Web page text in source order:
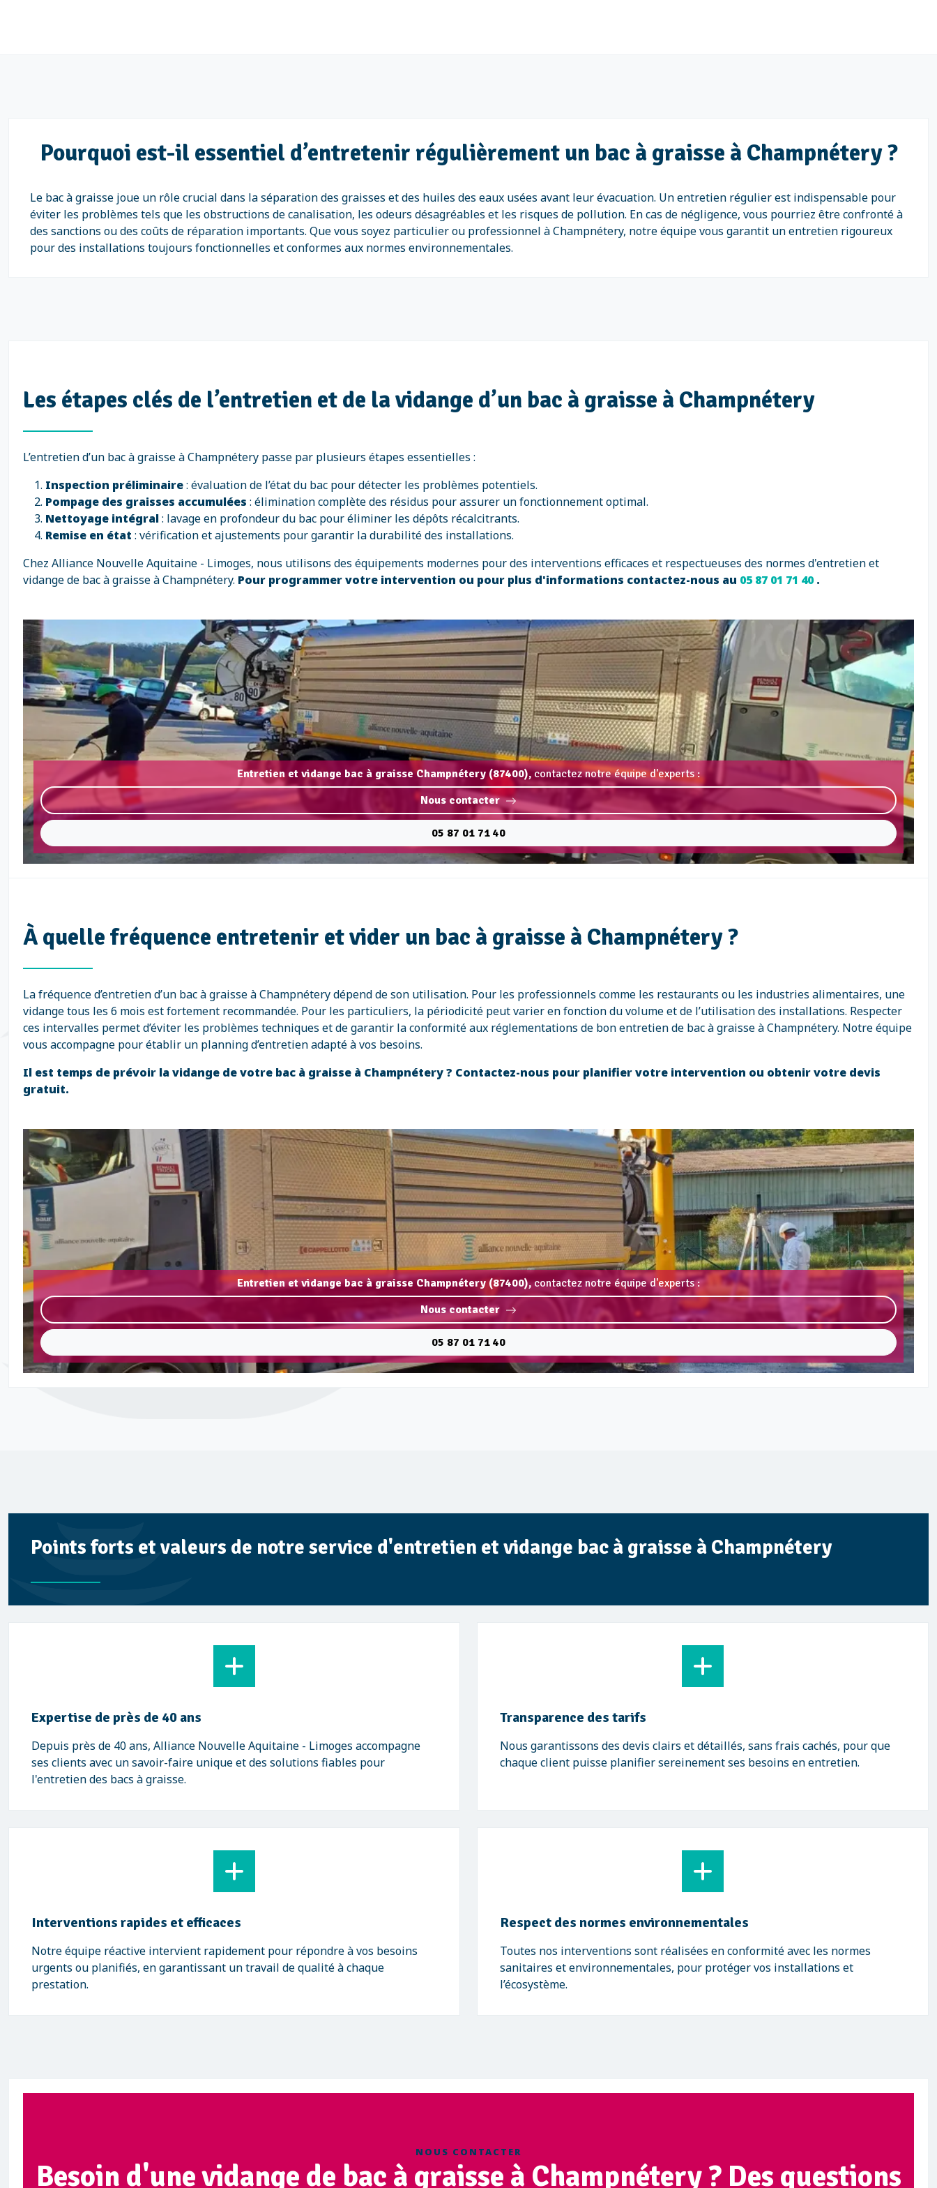
Pourquoi est-il essentiel d’entretenir régulièrement un bac à graisse à Champnétery ?
Le bac à graisse joue un rôle crucial dans la séparation des graisses et des huiles des eaux usées avant leur évacuation. Un entretien régulier est indispensable pour
éviter les problèmes tels que les obstructions de canalisation, les odeurs désagréables et les risques de pollution. En cas de négligence, vous pourriez être confronté à
des sanctions ou des coûts de réparation importants. Que vous soyez particulier ou professionnel à Champnétery, notre équipe vous garantit un entretien rigoureux
pour des installations toujours fonctionnelles et conformes aux normes environnementales.
Les étapes clés de l’entretien et de la vidange d’un bac à graisse à Champnétery
L’entretien d’un bac à graisse à Champnétery passe par plusieurs étapes essentielles :
Inspection préliminaire: évaluation de l’état du bac pour détecter les problèmes potentiels.
Pompage des graisses accumulées : élimination complète des résidus pour assurer un fonctionnement optimal.
Nettoyage intégral: lavage en profondeur du bac pour éliminer les dépôts récalcitrants.
Remise en état : vérification et ajustements pour garantir la durabilité des installations.
Chez Alliance Nouvelle Aquitaine - Limoges, nous utilisons des équipements modernes pour des interventions efficaces et respectueuses des normes d'entretien et
vidange de bac à graisse à Champnétery. Pour programmer votre intervention ou pour plus d'informations contactez-nous au 05 87 01 71 40.
Entretien et vidange bac à graisse Champnétery (87400),contactez notre équipe d'experts :
Nous contacter
05 87 01 71 40
À quelle fréquence entretenir et vider un bac à graisse à Champnétery ?
La fréquence d’entretien d’un bac à graisse à Champnétery dépend de son utilisation. Pour les professionnels comme les restaurants ou les industries alimentaires, une
vidange tous les 6 mois est fortement recommandée. Pour les particuliers, la périodicité peut varier en fonction du volume et de l’utilisation des installations. Respecter
ces intervalles permet d’éviter les problèmes techniques et de garantir la conformité aux réglementations de bon entretien de bac à graisse à Champnétery. Notre équipe
vous accompagne pour établir un planning d’entretien adapté à vos besoins.
Il est temps de prévoir la vidange de votre bac à graisse à Champnétery ? Contactez-nous pour planifier votre intervention ou obtenir votre devis
gratuit.
Entretien et vidange bac à graisse Champnétery (87400),contactez notre équipe d'experts :
Nous contacter
05 87 01 71 40
Points forts et valeurs de notre service d'entretien et vidange bac à graisse à Champnétery
Expertise de près de 40 ans
Depuis près de 40 ans, Alliance Nouvelle Aquitaine - Limoges accompagne
ses clients avec un savoir-faire unique et des solutions fiables pour
l'entretien des bacs à graisse.
Transparence des tarifs
Nous garantissons des devis clairs et détaillés, sans frais cachés, pour que
chaque client puisse planifier sereinement ses besoins en entretien.
Interventions rapides et efficaces
Notre équipe réactive intervient rapidement pour répondre à vos besoins
urgents ou planifiés, en garantissant un travail de qualité à chaque
prestation.
Respect des normes environnementales
Toutes nos interventions sont réalisées en conformité avec les normes
sanitaires et environnementales, pour protéger vos installations et
l’écosystème.
NOUS CONTACTER
Besoin d'une vidange de bac à graisse à Champnétery ? Des questions